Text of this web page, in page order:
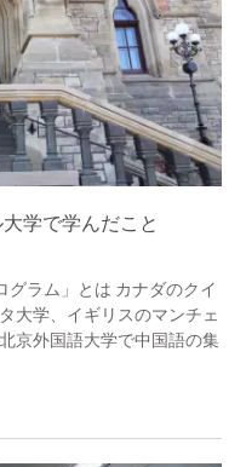
学で学んだこと
グラム」とは カナダのクイ
大学、イギリスのマンチェ
京外国語大学で中国語の集